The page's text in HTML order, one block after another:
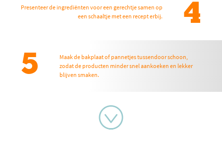
4
Presenteer de ingrediënten voor een gerechtje samen op
een schaaltje met een recept erbij.
5
Maak de bakplaat of pannetjes tussendoor schoon,
zodat de producten minder snel aankoeken en lekker
blijven smaken.